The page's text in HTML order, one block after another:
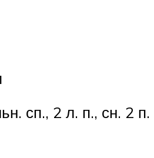
сп., 2 л. п., сн. 2